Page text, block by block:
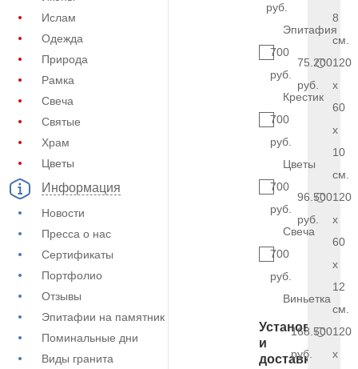
Ислам
Одежда
Природа
Рамка
Свеча
Святые
Храм
Цветы
Информация
Новости
Пресса о нас
Сертификаты
Портфолио
Отзывы
Эпитафии на памятник
Поминальные дни
Виды гранита
руб.
Эпитафия
700
руб.
Крестик
700
руб.
Цветы
700
руб.
Свеча
700
руб.
Виньетка
Установка
и
доставка
8
см.
75.200
руб.
120
x
60
x
10
см.
96.500
руб.
120
x
60
x
12
см.
168.500
руб.
120
x